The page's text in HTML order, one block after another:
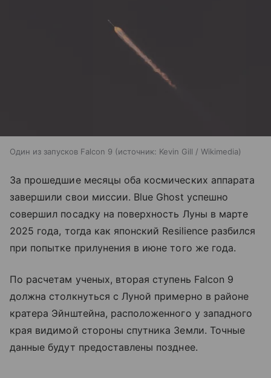
Один из запусков Falcon 9 источник: Kevin Gill / Wikimedia
За прошедшие месяцы оба космических аппарата
завершили свои миссии. Blue Ghost успешно
совершил посадку на поверхность Луны в марте
2025 года, тогда как японский Resilience разбился
при попытке прилунения в июне того же года.
По расчетам ученых, вторая ступень Falcon 9
должна столкнуться с Луной примерно в районе
кратера Эйнштейна, расположенного у западного
края видимой стороны спутника Земли. Точные
данные будут предоставлены позднее.